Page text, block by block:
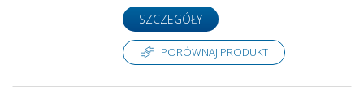
SZCZEGÓŁY
PORÓWNAJ PRODUKT